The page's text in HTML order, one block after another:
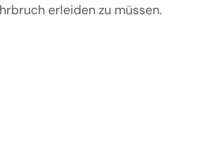
erleiden zu müssen.